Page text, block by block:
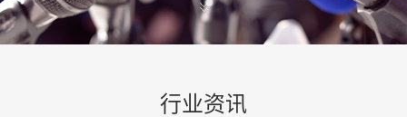
行业资讯